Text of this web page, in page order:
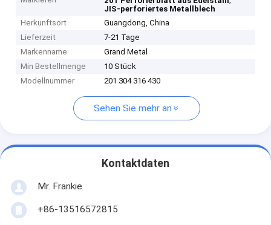
JIS-perforiertes Metallblech
Herkunftsort
Guangdong, China
Lieferzeit
7-21 Tage
Markenname
Grand Metal
Min Bestellmenge
10 Stück
Modellnummer
201 304 316 430
Sehen Sie mehr an
Kontaktdaten
Mr. Frankie
+86-13516572815